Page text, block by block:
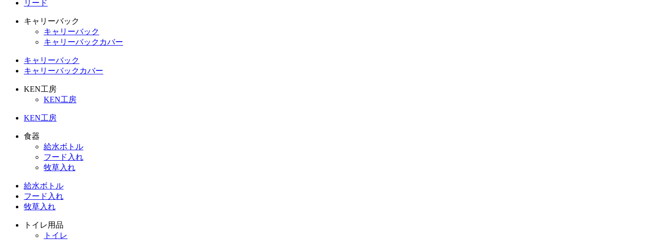
リード
キャリーバック
キャリーバック
キャリーバックカバー
キャリーバック
キャリーバックカバー
KEN工房
KEN工房
KEN工房
食器
給水ボトル
フード入れ
牧草入れ
給水ボトル
フード入れ
牧草入れ
トイレ用品
トイレ